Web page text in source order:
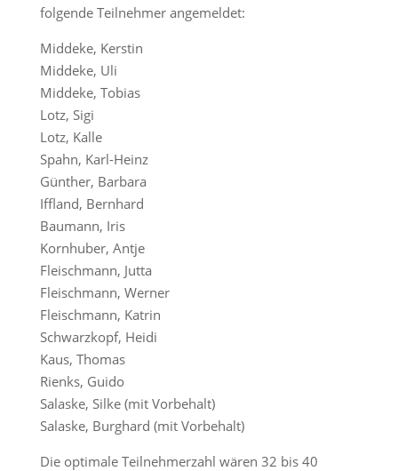
folgende Teilnehmer angemeldet:
Middeke, Kerstin
Middeke, Uli
Middeke, Tobias
Lotz, Sigi
Lotz, Kalle
Spahn, Karl-Heinz
Günther, Barbara
Iffland, Bernhard
Baumann, Iris
Kornhuber, Antje
Fleischmann, Jutta
Fleischmann, Werner
Fleischmann, Katrin
Schwarzkopf, Heidi
Kaus, Thomas
Rienks, Guido
Salaske, Silke (mit Vorbehalt)
Salaske, Burghard (mit Vorbehalt)
Die optimale Teilnehmerzahl wären 32 bis 40